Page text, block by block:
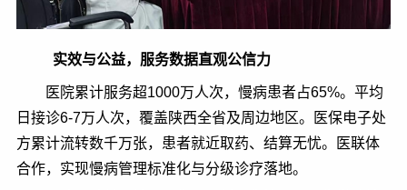
实效与公益，服务数据直观公信力
医院累计服务超1000万人次，慢病患者占65%。平均
日接诊6-7万人次，覆盖陕西全省及周边地区。医保电子处
方累计流转数千万张，患者就近取药、结算无忧。医联体
合作，实现慢病管理标准化与分级诊疗落地。